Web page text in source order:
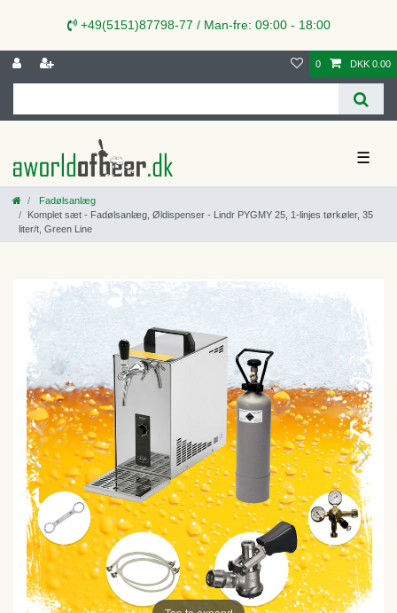
+49(5151)87798-77 / Man-fre: 09:00 - 18:00
0 DKK 0.00
☰
Fadølsanlæg
Komplet sæt - Fadølsanlæg, Øldispenser - Lindr PYGMY 25, 1-linjes tørkøler, 35
liter/t, Green Line